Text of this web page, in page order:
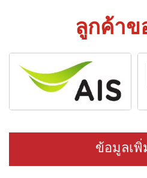
ลูกค้าข
ข้อมูลเพิ่